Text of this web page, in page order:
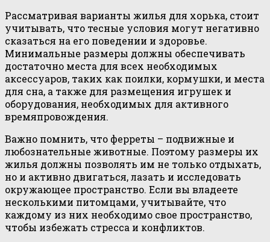
Рассматривая варианты жилья для хорька, стоит
учитывать, что тесные условия могут негативно
сказаться на его поведении и здоровье.
Минимальные размеры должны обеспечивать
достаточно места для всех необходимых
аксессуаров, таких как поилки, кормушки, и места
для сна, а также для размещения игрушек и
оборудования, необходимых для активного
времяпровождения.
Важно помнить, что ферреты – подвижные и
любознательные животные. Поэтому размеры их
жилья должны позволять им не только отдыхать,
но и активно двигаться, лазать и исследовать
окружающее пространство. Если вы владеете
несколькими питомцами, учитывайте, что
каждому из них необходимо свое пространство,
чтобы избежать стресса и конфликтов.